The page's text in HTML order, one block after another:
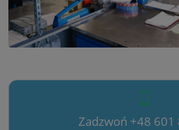
Zadzwoń +48 601